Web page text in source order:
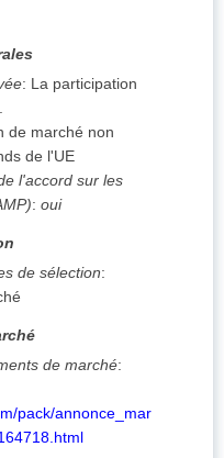
: La participation
de marché non
de l'UE
l'accord sur les
: oui
de sélection:
de marché:
pack/annonce_mar